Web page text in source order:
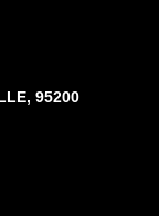
95200